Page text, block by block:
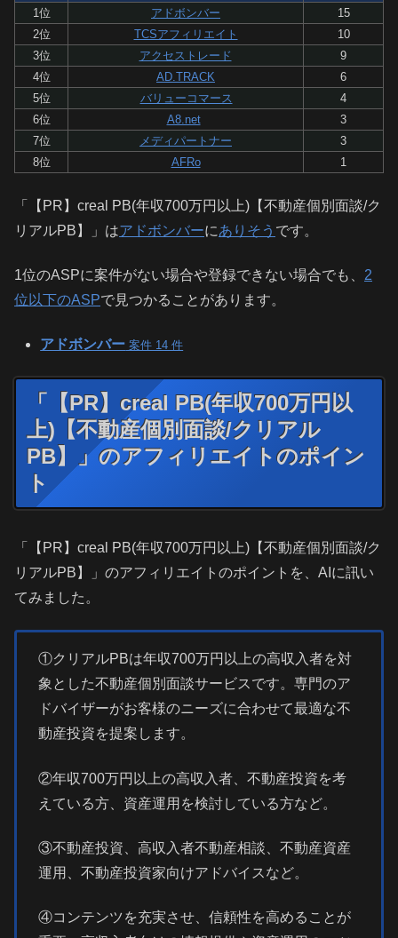
1位
アドボンバー
15
2位
TCSアフィリエイト
10
3位
アクセストレード
9
4位
AD.TRACK
6
5位
バリューコマース
4
6位
A8.net
3
7位
メディパートナー
3
8位
AFRo 1
「【PR】creal PB(年収700万円以上)【不動産個別面談/ク
リアルPB】」はアドボンバーにありそう です。
1位のASPに案件がない場合や登録できない場合でも、 2
位以下のASPで見つかることがあります。
アドボンバー 案件 14 件
「【PR】creal PB(年収700万円以
上)【不動産個別面談/クリアル
PB】」のアフィリエイトのポイン
ト
「【PR】creal PB(年収700万円以上)【不動産個別面談/ク
リアルPB】」のアフィリエイトのポイントを、AIに訊い
てみました。
①クリアルPBは年収700万円以上の高収入者を対
象とした不動産個別面談サービスです。専門のア
ドバイザーがお客様のニーズに合わせて最適な不
動産投資を提案します。
②年収700万円以上の高収入者、不動産投資を考
えている方、資産運用を検討している方など。
③不動産投資、高収入者不動産相談、不動産資産
運用、不動産投資家向けアドバイスなど。
④コンテンツを充実させ、信頼性を高めることが